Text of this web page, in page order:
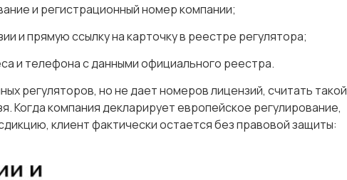
и регистрационный номер компании;
и прямую ссылку на карточку в реестре регулятора;
и телефона с данными официального реестра.
регуляторов, но не дает номеров лицензий, считать такой
Когда компания декларирует европейское регулирование,
клиент фактически остается без правовой защиты: